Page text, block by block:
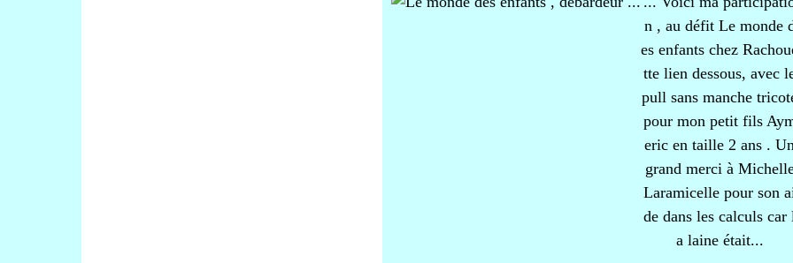
n , au défit Le monde
es enfants chez
tte lien dessous, avec
pull sans manche
pour mon petit fils
eric en taille 2 ans .
grand merci à
Laramicelle pour son
de dans les calculs car
a laine était...